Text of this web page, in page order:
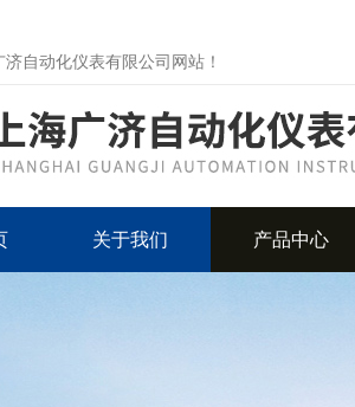
自动化仪表有限公司网站！
关于我们 产品中心